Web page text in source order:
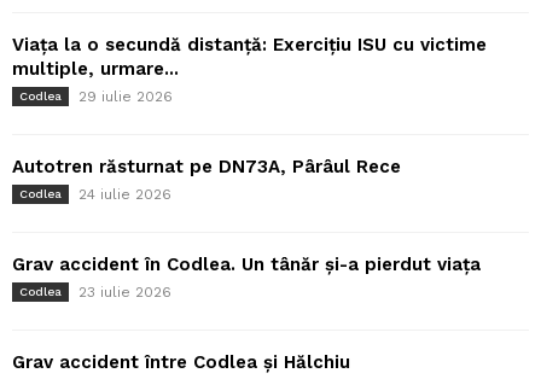
Viața la o secundă distanță: Exercițiu ISU cu victime
multiple, urmare...
Codlea 29 iulie 2026
Autotren răsturnat pe DN73A, Pârâul Rece
Codlea 24 iulie 2026
Grav accident în Codlea. Un tânăr și-a pierdut viața
Codlea 23 iulie 2026
Grav accident între Codlea și Hălchiu